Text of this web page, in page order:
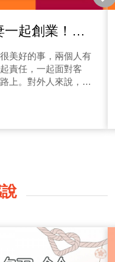
起創業！最
不要把愛情吵
美好的事，兩個人有
責任，一起面對客
上。對外人來說，這
承擔。